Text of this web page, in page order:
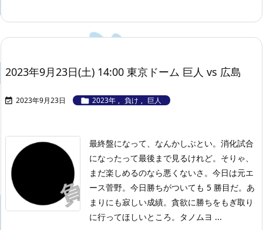
2023年9月23日(土) 14:00 東京ドーム 巨人 vs 広島
 2023年9月23日  2023年 , 負け , 巨人
最終盤になって、なんかしぶとい。消化試合
になったって最後まで見るけれど。そりゃ、
まだ楽しめるのなら悪くないさ。今日は元エ
ース菅野。今日勝ちがついても 5 勝目だ。あ
まりにも寂しい成績。貪欲に勝ちをもぎ取り
に行ってほしいところ。タノムヨ ...